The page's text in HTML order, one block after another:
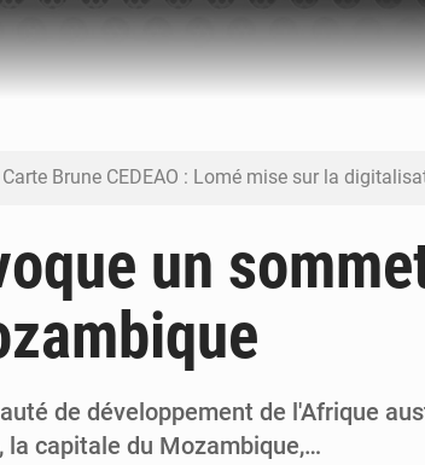
Carte Brune CEDEAO : Lomé mise sur la
Budget vert 2027 : Le ministère de l’Économie forme ses
Travail domestique non rémunéré : à Saly, l’Afrique veut en
un
de développement de l'Afrique
capitale du Mozambique,…